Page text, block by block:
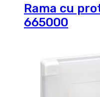
Rama cu
665000